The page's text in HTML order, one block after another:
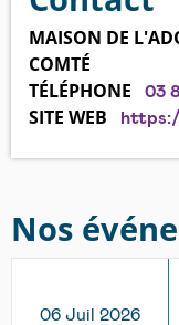
MAISON DE
COMTÉ
TÉLÉPHONE
03
SITE WEB
Nos
06 Juil 2026